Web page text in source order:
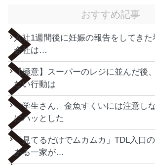
おすすめ記事
入社1週間後に妊娠の報告をしてきた
会社は…
【極意】スーパーのレジに並んだ後
ない行動は
「学生さん、金魚すくいには注意し
にハッとした
「見てるだけでムカムカ」TDL入口の
ある一家が…